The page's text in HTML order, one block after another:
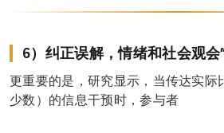
6）纠正误解，情绪和社会观会
更重要的是，研究显示，当传达实际
少数）的信息干预时，参与者